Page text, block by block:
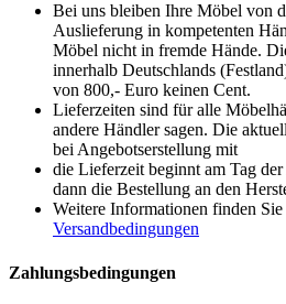
Bei uns bleiben Ihre Möbel von
Auslieferung in kompetenten
Möbel nicht in fremde Hände.
innerhalb Deutschlands
von 800,- Euro keinen Cent.
Lieferzeiten sind für alle
andere Händler sagen. Die
bei Angebotserstellung mit
die Lieferzeit beginnt am Tag
dann die Bestellung an den
Weitere Informationen finden Sie
Versandbedingungen
Zahlungsbedingungen